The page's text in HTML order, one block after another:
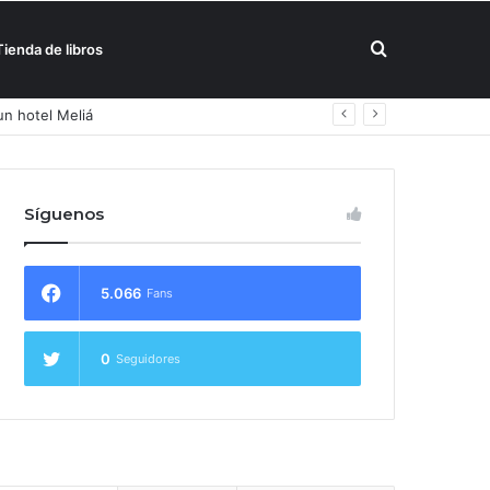
de libros Buscar
hotel Meliá
Síguenos
5.066 Fans
0 Seguidores